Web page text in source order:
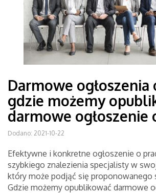
Darmowe ogłoszenia
gdzie możemy
darmowe ogłoszenie
Dodano: 2021-10-22
Efektywne i konkretne ogłoszenie o
szybkiego znalezienia specjalisty w
który może podjąć się proponowanego
Gdzie możemy opublikować darmowe